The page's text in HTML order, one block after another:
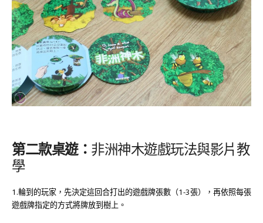
第二款桌遊： 非洲神木遊戲玩法與影片教
學
1.輪到的玩家，先決定這回合打出的遊戲牌張數（1-3張），再依照每張
遊戲牌指定的方式將牌放到樹上。